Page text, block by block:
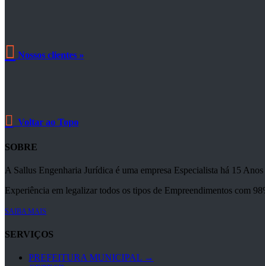
 Nossos clientes »
 Voltar ao Topo
SOBRE
A Sallus Engenharia Jurídica é uma empresa Especialista há 15
Experiência em legalizar todos os tipos de Empreendimentos com
SAIBA MAIS
SERVIÇOS
PREFEITURA MUNICIPAL →